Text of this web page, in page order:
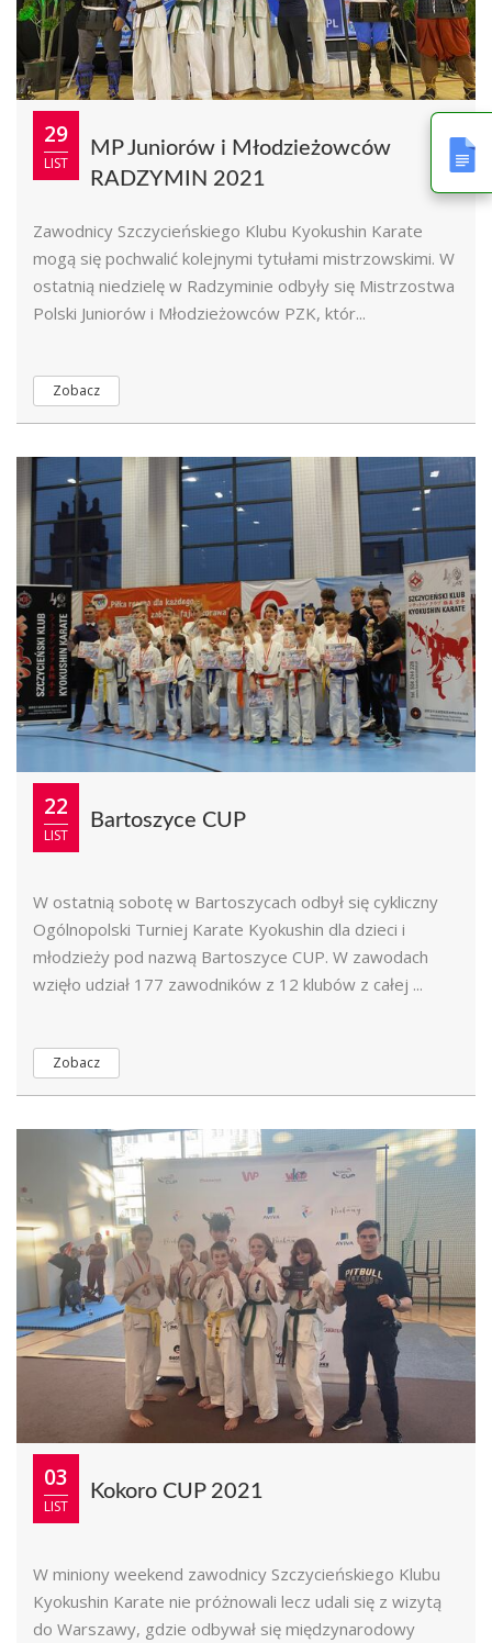
29
LIST
MP Juniorów i Młodzieżowców
RADZYMIN 2021
Zawodnicy Szczycieńskiego Klubu Kyokushin Karate
mogą się pochwalić kolejnymi tytułami mistrzowskimi. W
ostatnią niedzielę w Radzyminie odbyły się Mistrzostwa
Polski Juniorów i Młodzieżowców PZK, któr...
Zobacz
22
LIST
Bartoszyce CUP
W ostatnią sobotę w Bartoszycach odbył się cykliczny
Ogólnopolski Turniej Karate Kyokushin dla dzieci i
młodzieży pod nazwą Bartoszyce CUP. W zawodach
wzięło udział 177 zawodników z 12 klubów z całej ...
Zobacz
03
LIST
Kokoro CUP 2021
W miniony weekend zawodnicy Szczycieńskiego Klubu
Kyokushin Karate nie próżnowali lecz udali się z wizytą
do Warszawy, gdzie odbywał się międzynarodowy